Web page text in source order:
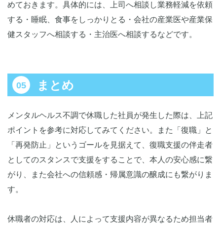
めておきます。具体的には、上司へ相談し業務軽減を依頼
する・睡眠、食事をしっかりとる・会社の産業医や産業保
健スタッフへ相談する・主治医へ相談するなどです。
まとめ
メンタルヘルス不調で休職した社員が発生した際は、上記
ポイントを参考に対応してみてください。また「復職」と
「再発防止」というゴールを見据えて、復職支援の伴走者
としてのスタンスで支援をすることで、本人の安心感に繋
がり、また会社への信頼感・帰属意識の醸成にも繋がりま
す。
休職者の対応は、人によって支援内容が異なるため担当者